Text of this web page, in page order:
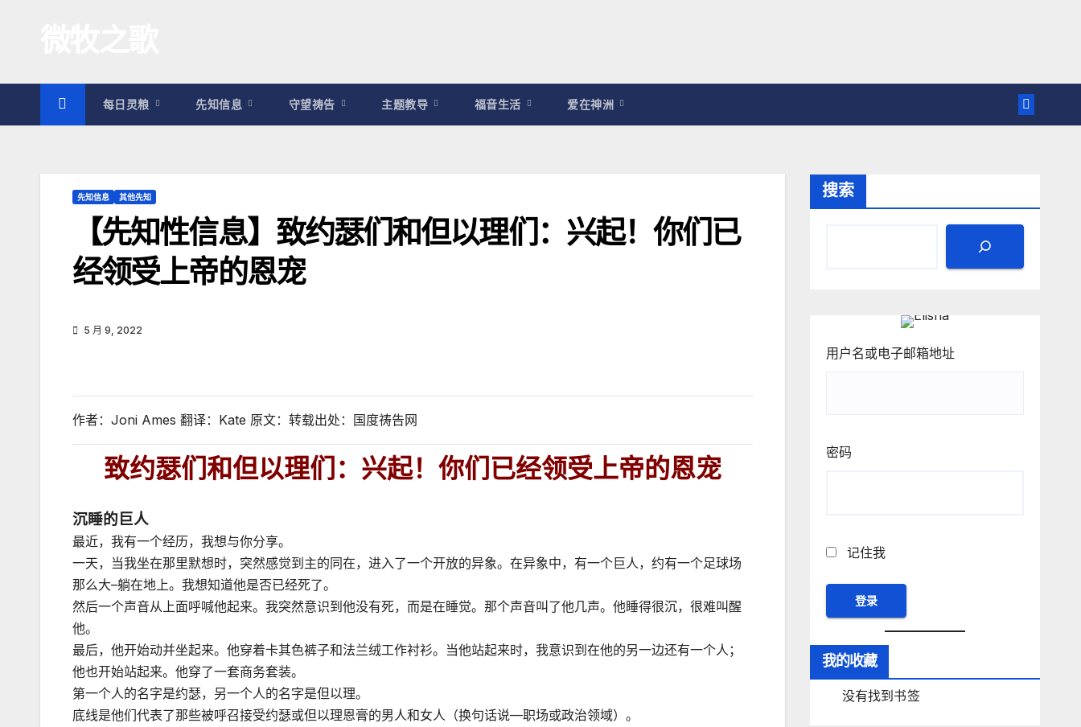
容
每日灵粮 先知信息 守望祷告 主题教导 福音生活 爱在神洲
先知信息 其他先知
【先知性信息】致约瑟们和但以理们：兴起！你们已
经领受上帝的恩宠
5 月 9, 2022
作者：Joni Ames 翻译：Kate 原文：转载出处：国度祷告网
致约瑟们和但以理们：兴起！你们已经领受上帝的恩宠
沉睡的巨人
最近，我有一个经历，我想与你分享。
一天，当我坐在那里默想时，突然感觉到主的同在，进入了一个开放的异象。在异象中，有一个巨人，约有一个足球场
那么大–躺在地上。我想知道他是否已经死了。
然后一个声音从上面呼喊他起来。我突然意识到他没有死，而是在睡觉。那个声音叫了他几声。他睡得很沉，很难叫醒
他。
最后，他开始动并坐起来。他穿着卡其色裤子和法兰绒工作衬衫。当他站起来时，我意识到在他的另一边还有一个人；
他也开始站起来。他穿了一套商务套装。
第一个人的名字是约瑟，另一个人的名字是但以理。
底线是他们代表了那些被呼召接受约瑟或但以理恩膏的男人和女人（换句话说—职场或政治领域）。
搜索
用户名或电子邮箱地址
密码
记住我
我的收藏
没有找到书签